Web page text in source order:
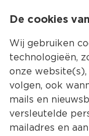
De cookies
Wij gebruiken
technologieën,
onze
volgen, ook
mails en
versleutelde
mailadres en